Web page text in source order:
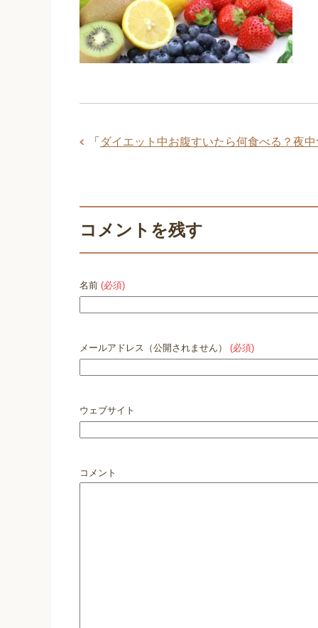
「 ダイエット中お腹すいたら何食べる？夜
コメントを残す
名前 (必須)
メールアドレス（公開されません） (必須)
ウェブサイト
コメント